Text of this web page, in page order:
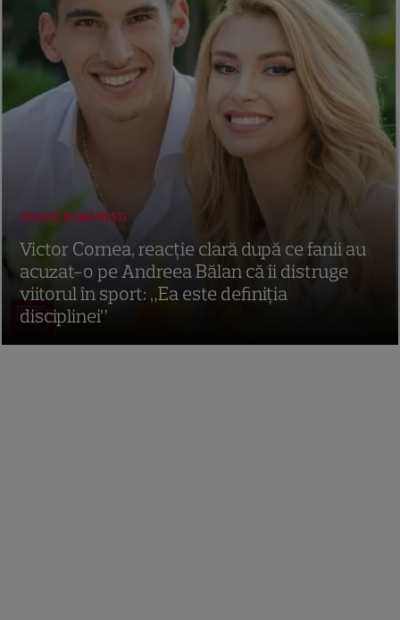
14
VEDETE ROMÂNEŞTI
Victor Cornea, reacție clară după ce fanii au
acuzat-o pe Andreea Bălan că îi distruge
viitorul în sport: „Ea este definiția
disciplinei”